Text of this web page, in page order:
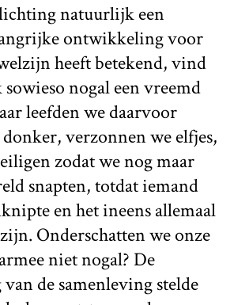
natuurlijk een
ontwikkeling voor
heeft betekend, vind
nogal een vreemd
leefden we daarvoor
verzonnen we elfjes,
zodat we nog maar
snapten, totdat iemand
en het ineens allemaal
Onderschatten we onze
niet nogal? De
de samenleving stelde